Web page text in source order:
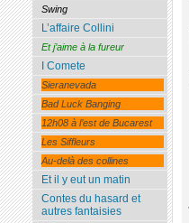
Swing
L’affaire Collini
Et j’aime à la fureur
I Comete
Sieranevada
Bad Luck Banging
12h08 à l’est de Bucarest
Les Siffleurs
Au-delà des collines
Et il y eut un matin
Contes du hasard et
autres fantaisies